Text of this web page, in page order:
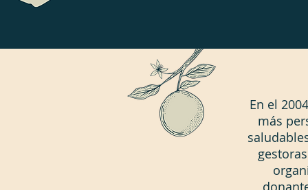
En el
más